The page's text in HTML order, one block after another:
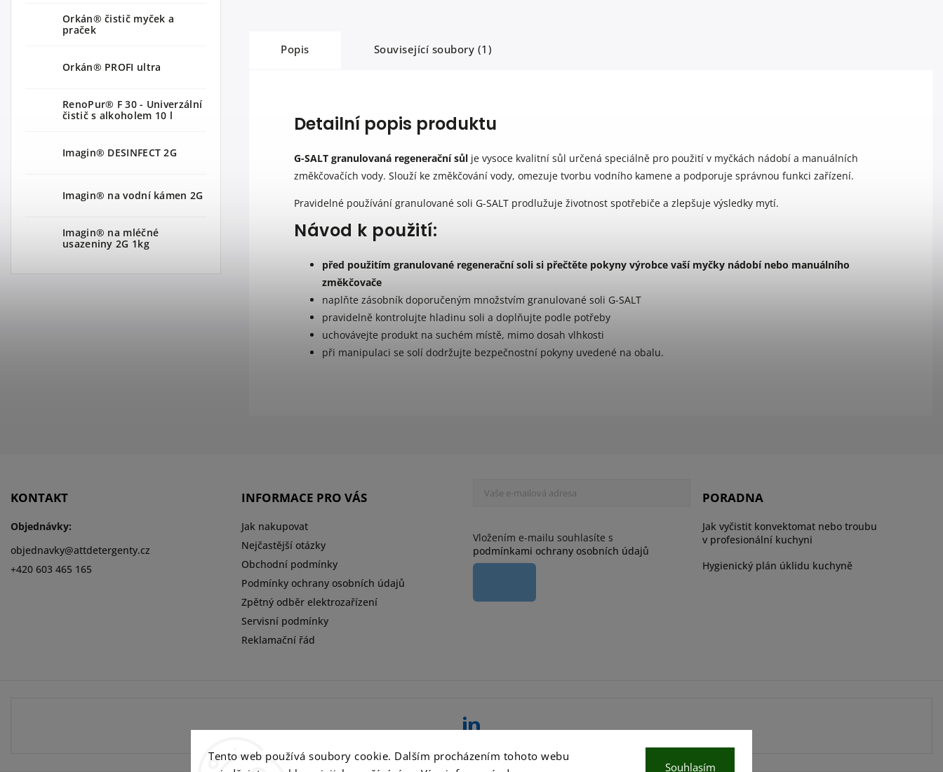
Tento web používá soubory cookie. Dalším procházením tohoto webu
Souhlasím
Orkán® čistič myček a
praček
Orkán® PROFI ultra
RenoPur® F 30 - Univerzální
čistič s alkoholem 10 l
Imagin® DESINFECT 2G
Imagin® na vodní kámen 2G
Imagin® na mléčné
usazeniny 2G 1kg
Popis Související soubory (1)
Detailní popis produktu
G-SALT granulovaná regenerační sůl je vysoce kvalitní sůl určená speciálně pro použití v myčkách nádobí a manuálních
změkčovačích vody. Slouží ke změkčování vody, omezuje tvorbu vodního kamene a podporuje správnou funkci zařízení.
Pravidelné používání granulované soli G-SALT prodlužuje životnost spotřebiče a zlepšuje výsledky mytí.
Návod k použití:
před použitím granulované regenerační soli si přečtěte pokyny výrobce vaší myčky nádobí nebo manuálního
změkčovače
naplňte zásobník doporučeným množstvím granulované soli G-SALT
pravidelně kontrolujte hladinu soli a doplňujte podle potřeby
uchovávejte produkt na suchém místě, mimo dosah vlhkosti
při manipulaci se solí dodržujte bezpečnostní pokyny uvedené na obalu.
KONTAKT
Objednávky:
objednavky@attdetergenty.cz
+420 603 465 165
INFORMACE PRO VÁS
Jak nakupovat
Nejčastější otázky
Obchodní podmínky
Podmínky ochrany osobních údajů
Zpětný odběr elektrozařízení
Servisní podmínky
Reklamační řád
Vložením e-mailu souhlasíte s
podmínkami ochrany osobních údajů
PORADNA
Jak vyčistit konvektomat nebo troubu
v profesionální kuchyni
Hygienický plán úklidu kuchyně